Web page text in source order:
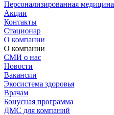
Персонализированная медицина
Акции
Контакты
Стационар
О компании
О компании
СМИ о нас
Новости
Вакансии
Экосистема здоровья
Врачам
Бонусная программа
ДМС для компаний